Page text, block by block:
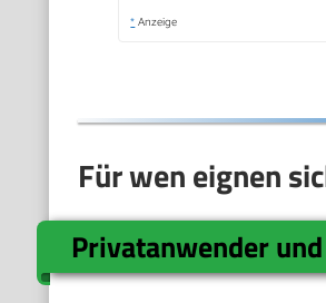
* Anzeige
Für wen eignen
Privatanwender